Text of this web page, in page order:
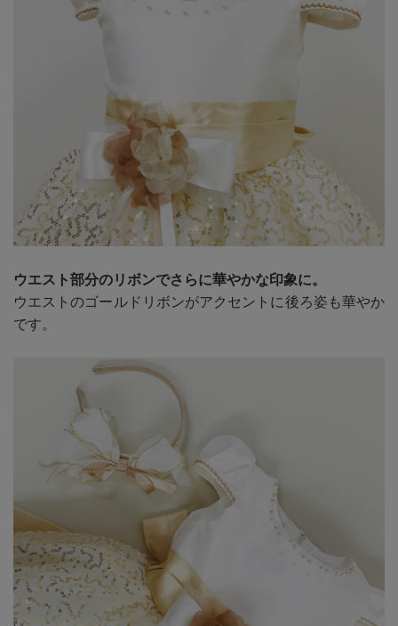
ウエスト部分のリボンでさらに華やかな印象に。
ウエストのゴールドリボンがアクセントに後ろ姿も華やか
です。